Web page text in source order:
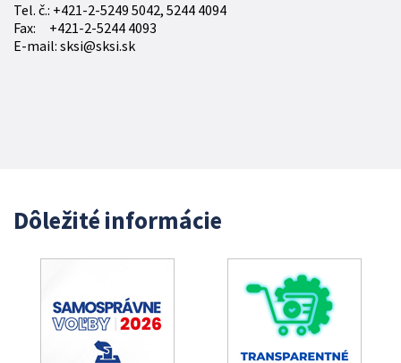
Tel. č.: +421-2-5249 5042, 5244 4094
Fax: +421-2-5244 4093
E-mail: sksi@sksi.sk
Dôležité informácie